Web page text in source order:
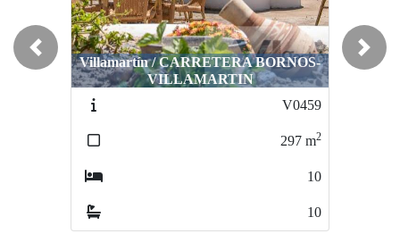
Villamartín / CARRETERA BORNOS-
VILLAMARTIN
V0459
297 m2
10
10
Previous Next